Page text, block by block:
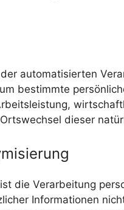
automatisierten
bestimmte
dieser
die Verarbeitung
Informationen